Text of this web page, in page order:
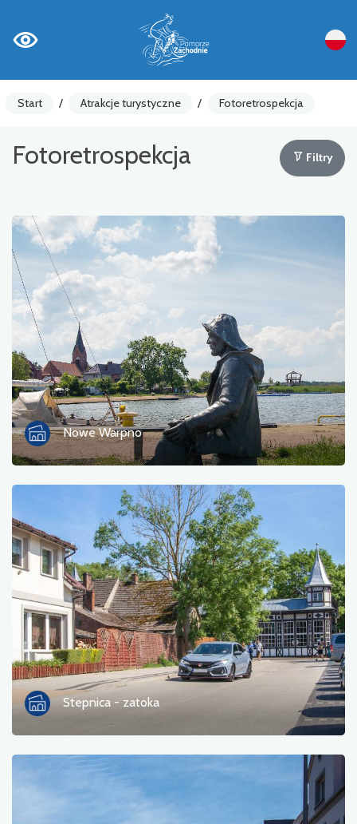
Start / Atrakcje turystyczne / Fotoretrospekcja
Fotoretrospekcja Filtry
Nowe Warpno
Stepnica - zatoka
Liczniki rowerowe
Ostrzeżenia
Atrakcja turystyczna
Gastronomia
Informacja turystyczna
Kąpieliska
Kultura i rozrywka
Miejsce odpoczynku
Militaria
Muzeum
Noclegi
Pola namiotowe
Pomniki, rzeźby, murale
Przyroda
Przystanek kolejowy